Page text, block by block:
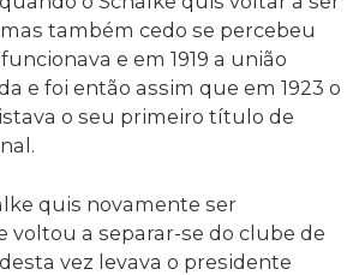
também cedo se percebeu
e em 1919 a união
e foi então assim que em 1923 o
o seu primeiro título de
quis novamente ser
voltou a separar-se do clube de
vez levava o presidente